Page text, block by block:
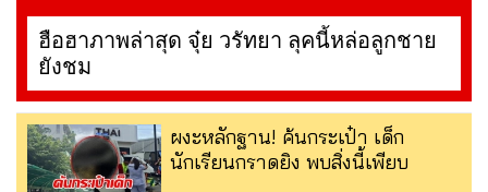
ฮือฮาภาพล่าสุด จุ๋ย วรัทยา ลุคนี้หล่อลูกชาย
ยังชม
ผงะหลักฐาน! ค้นกระเป๋า เด็ก
นักเรียนกราดยิง พบสิ่งนี้เพียบ